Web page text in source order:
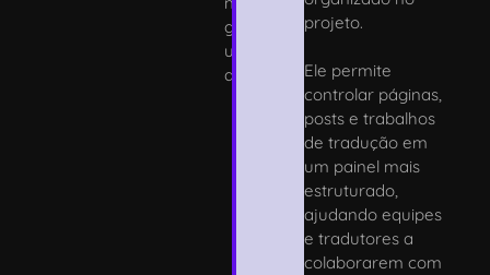
g
u
al
projeto.
Ele permite
controlar páginas,
posts e trabalhos
de tradução em
um painel mais
estruturado,
ajudando equipes
e tradutores a
colaborarem com